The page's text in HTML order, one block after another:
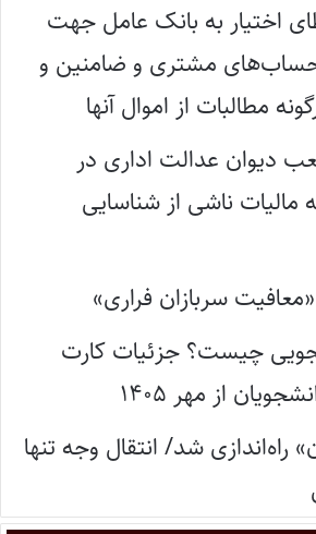
اختیار به بانک عامل جهت
مشتری و ضامنین و
مطالبات از اموال آنها
دیوان عدالت اداری در
ناشی از شناسایی
سربازان فراری»
چیست؟ جزئیات کارت
از مهر ۱۴۰۵
راه‌اندازی شد/ انتقال وجه تنها